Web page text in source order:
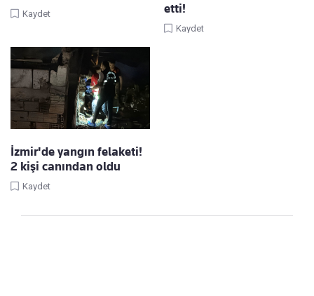
Kaydet
etti!
Kaydet
İzmir'de yangın felaketi!
2 kişi canından oldu
Kaydet